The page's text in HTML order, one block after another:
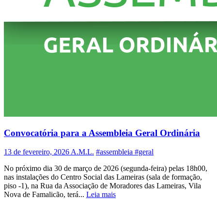
Convocatória para a Assembleia Geral Ordinária
13 de fevereiro, 2026 A.M.L. #assembleia #geral
No próximo dia 30 de março de 2026 (segunda-feira) pelas 18h00,
nas instalações do Centro Social das Lameiras (sala de formação,
piso -1), na Rua da Associação de Moradores das Lameiras, Vila
Nova de Famalicão, terá... Leia mais